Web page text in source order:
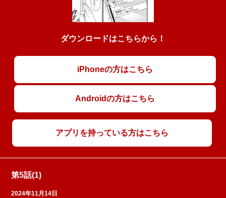
ダウンロードはこちらから！
iPhoneの方はこちら
Androidの方はこちら
アプリを持っている方はこちら
第5話(1)
2024年11月14日